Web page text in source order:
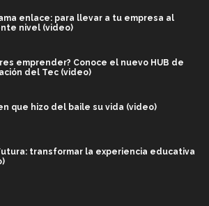
enlace: para llevar a tu empresa al
nivel (video)
emprender? Conoce el nuevo HUB de
del Tec (video)
que hizo del baile su vida (video)
transformar la experiencia educativa